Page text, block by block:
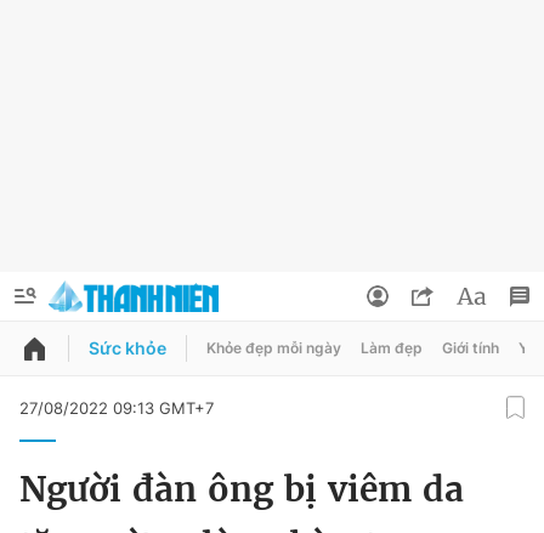
QUẢNG CÁO ĐẶT BÁO
Chuyên mục
Đổi mật khẩu
Sức khỏe Khỏe đẹp mỗi ngày Làm đẹp Giới tính Y
27/08/2022 09:13 GMT+7
Người đàn ông bị viêm da